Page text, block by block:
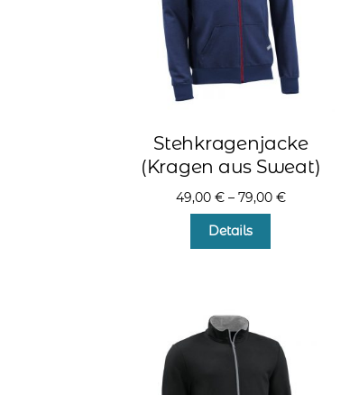
der
Produktseite
gewählt
werden
Stehkragenjacke
(Kragen aus Sweat)
49,00 €– 79,00 €
Details
Die
Optionen
können